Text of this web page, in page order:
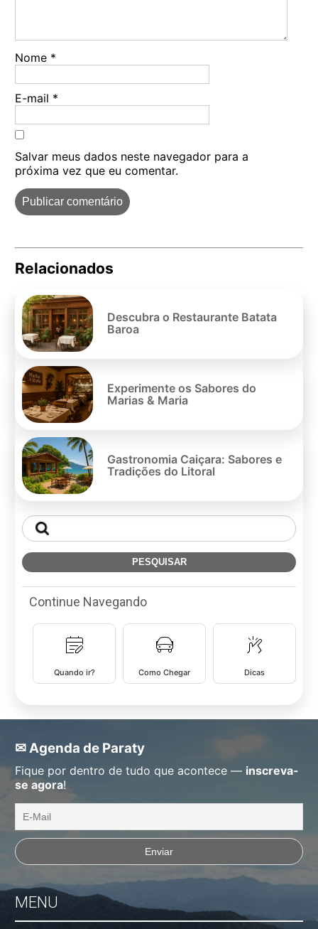
Nome *
E-mail *
Salvar meus dados neste navegador para a
próxima vez que eu comentar.
Relacionados
Descubra o Restaurante Batata
Baroa
Experimente os Sabores do
Marias & Maria
Gastronomia Caiçara: Sabores e
Tradições do Litoral
Continue Navegando
Quando ir? Como Chegar Dicas
✉ Agenda de Paraty
Fique por dentro de tudo que acontece — inscreva-
se agora!
MENU